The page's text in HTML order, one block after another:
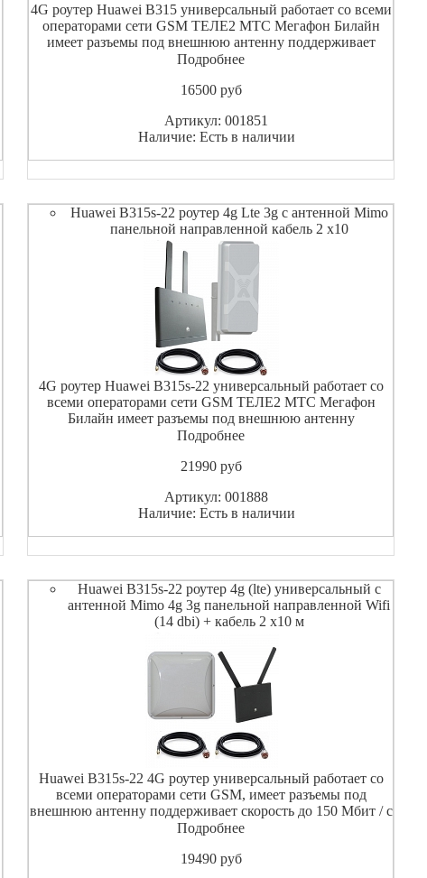
4G роутер Huawei B315 универсальный работает со всеми
операторами сети GSM ТЕЛЕ2 МТС Мегафон Билайн
имеет разъемы под внешнюю антенну поддерживает
скорость до 150 Мбит / с при работе в 4G/LTE.
Подробнее
16500pуб
Артикул: 001851
Наличие: Есть в наличии
Huawei B315s-22 роутер 4g Lte 3g с антенной Mimo
панельной направленной кабель 2 х10
4G роутер Huawei B315s-22 универсальный работает со
всеми операторами сети GSM ТЕЛЕ2 МТС Мегафон
Билайн имеет разъемы под внешнюю антенну
поддерживает скорость до 150 Мбит / с при работе в
предыдущего поколен
Подробнее
21990pуб
Артикул: 001888
Наличие: Есть в наличии
Huawei B315s-22 роутер 4g (lte) универсальный с
антенной Mimo 4g 3g панельной направленной Wifi
(14 dbi) + кабель 2 х10 м
Huawei B315s-22 4G роутер универсальный работает со
всеми операторами сети GSM, имеет разъемы под
внешнюю антенну поддерживает скорость до 150 Мбит / с
при работе в 4G/LTE. Так же B315s-22 поддерживает и
Подробнее
19490pуб